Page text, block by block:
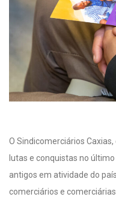
O Sindicomerciários
lutas e conquistas no
antigos em atividade do
comerciários e